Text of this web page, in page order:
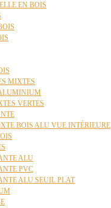
EN BOIS
MIXTES
VERTES
BOIS ALU VUE INTÉRIEURE
ALU
PVC
ALU SEUIL PLAT